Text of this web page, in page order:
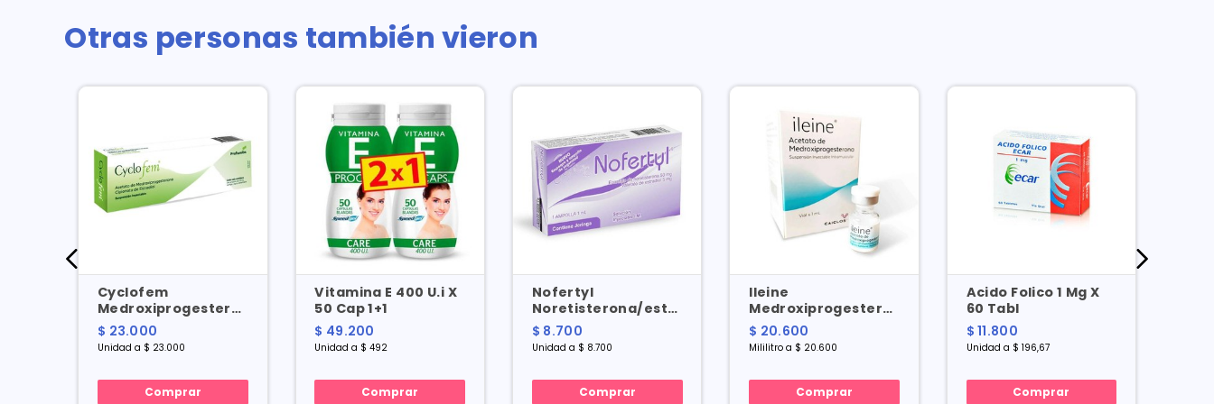
Otras personas también vieron
Cyclofem
Medroxiprogesterona/estradiol
25/5 Mg 0.5 Ml X 1
Amp
$ 23.000
Unidad a $ 23.000
Comprar
Vitamina E 400 U.i X
50 Cap 1+1
$ 49.200
Unidad a $ 492
Comprar
Nofertyl
Noretisterona/estradiol
50/5 Mg X 1 Amp
$ 8.700
Unidad a $ 8.700
Comprar
Ileine
Medroxiprogesterona
150 Mg X 1 Vial X 1 Ml
$ 20.600
Mililitro a $ 20.600
Comprar
Acido Folico 1 Mg X
60 Tabl
$ 11.800
Unidad a $ 196,67
Comprar